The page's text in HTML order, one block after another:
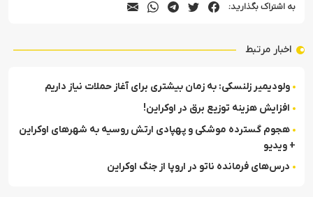
به اشتراک بگذارید:
اخبار مرتبط
ولودیمیر زلنسکی: به زمان بیشتری برای آغاز حملات نیاز داریم
افزایش هزینه توزیع برق در اوکراین!
هجوم گسترده موشکی و پهپادی ارتش روسیه به شهرهای اوکراین
+ ویدیو
درس‌های فرمانده ناتو در اروپا از جنگ اوکراین